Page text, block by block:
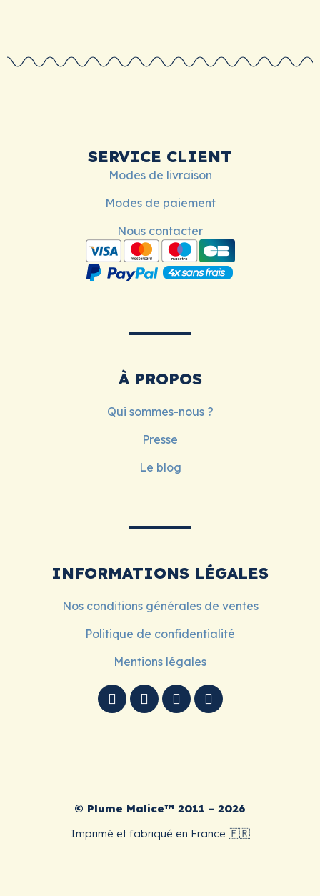
SERVICE CLIENT
Modes de livraison
Modes de paiement
Nous contacter
À PROPOS
Qui sommes-nous ?
Presse
Le blog
INFORMATIONS LÉGALES
Nos conditions générales de ventes
Politique de confidentialité
Mentions légales
© Plume Malice™ 2011 - 2026
Imprimé et fabriqué en France 🇫🇷